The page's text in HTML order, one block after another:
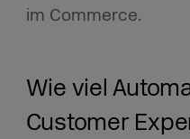
im Commerce.
Wie viel
Customer